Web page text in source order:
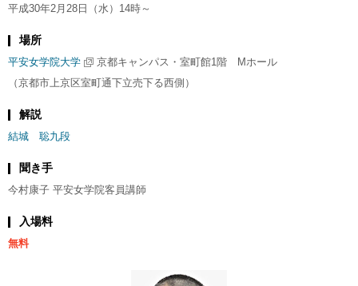
平成30年2月28日（水）14時～
場所
平安女学院大学
京都キャンパス・室町館1階 Mホール
（京都市上京区室町通下立売下る西側）
解説
結城 聡九段
聞き手
今村康子 平安女学院客員講師
入場料
無料